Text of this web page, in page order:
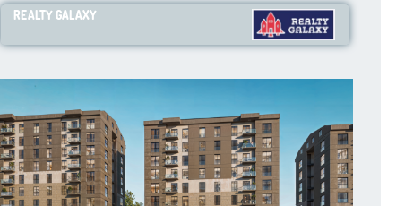
REALTY GALAXY